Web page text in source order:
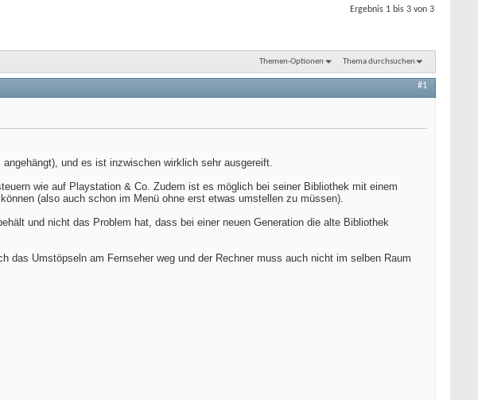
Ergebnis 1 bis 3 von 3
Themen-Optionen Thema durchsuchen
#1
und es ist inzwischen wirklich sehr ausgereift.
wie auf Playstation & Co. Zudem ist es möglich bei seiner Bibliothek mit einem
(also auch schon im Menü ohne erst etwas umstellen zu müssen).
und nicht das Problem hat, dass bei einer neuen Generation die alte Bibliothek
das Umstöpseln am Fernseher weg und der Rechner muss auch nicht im selben Raum